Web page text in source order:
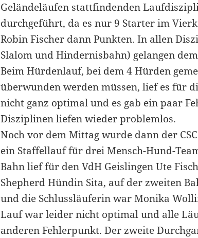
Geländeläufen stattfindenden
durchgeführt, da es nur 9 Starter im
Robin Fischer dann Punkten. In allen
Slalom und Hindernisbahn) gelangen
Beim Hürdenlauf, bei dem 4 Hürden
überwunden werden müssen, lief es für
nicht ganz optimal und es gab ein paar
Disziplinen liefen wieder problemlos.
Noch vor dem Mittag wurde dann der
ein Staffellauf für drei Mensch-Hund-
Bahn lief für den VdH Geislingen Ute
Shepherd Hündin Sita, auf der zweiten
und die Schlussläuferin war Monika
Lauf war leider nicht optimal und alle
anderen Fehlerpunkt. Der zweite